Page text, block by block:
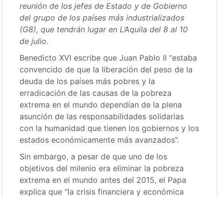
reunión de los jefes de Estado y de Gobierno
del grupo de los países más industrializados
(G8), que tendrán lugar en L’Aquila del 8 al 10
de julio.
Benedicto XVI escribe que Juan Pablo II “estaba
convencido de que la liberación del peso de la
deuda de los países más pobres y la
erradicación de las causas de la pobreza
extrema en el mundo dependían de la plena
asunción de las responsabilidades solidarias
con la humanidad que tienen los gobiernos y los
estados económicamente más avanzados”.
Sin embargo, a pesar de que uno de los
objetivos del milenio era eliminar la pobreza
extrema en el mundo antes del 2015, el Papa
explica que “la crisis financiera y económica